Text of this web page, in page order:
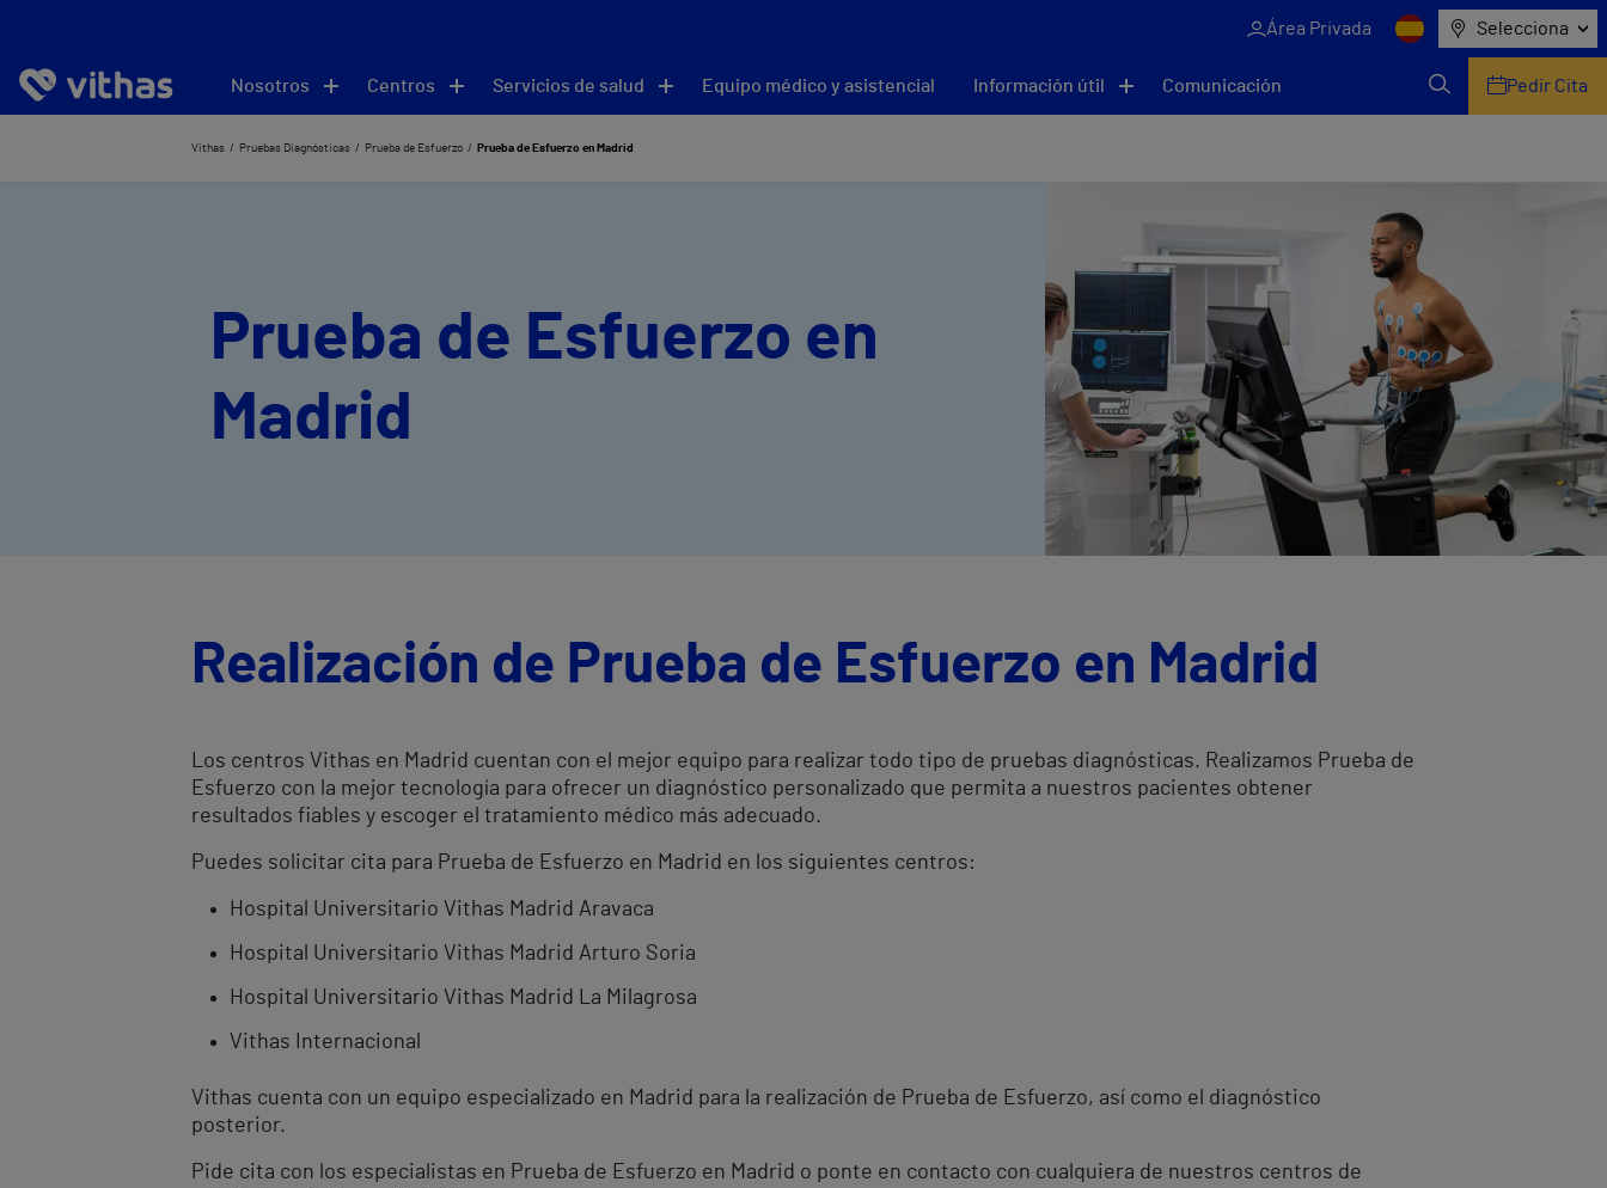
Área Privada Selecciona
Nosotros Centros Servicios de salud Equipo médico y asistencial Información útil Comunicación Pedir Cita
Vithas Pruebas Diagnósticas Prueba de Esfuerzo Prueba de Esfuerzo en Madrid
Prueba de Esfuerzo en
Madrid
Realización de Prueba de Esfuerzo en Madrid
Los centros Vithas en Madrid cuentan con el mejor equipo para realizar todo tipo de pruebas diagnósticas. Realizamos Prueba de
Esfuerzo con la mejor tecnología para ofrecer un diagnóstico personalizado que permita a nuestros pacientes obtener
resultados fiables y escoger el tratamiento médico más adecuado.
Puedes solicitar cita para Prueba de Esfuerzo en Madrid en los siguientes centros:
Hospital Universitario Vithas Madrid Aravaca
Hospital Universitario Vithas Madrid Arturo Soria
Hospital Universitario Vithas Madrid La Milagrosa
Vithas Internacional
Vithas cuenta con un equipo especializado en Madrid para la realización de Prueba de Esfuerzo, así como el diagnóstico
posterior.
Pide cita con los especialistas en Prueba de Esfuerzo en Madrid o ponte en contacto con cualquiera de nuestros centros de